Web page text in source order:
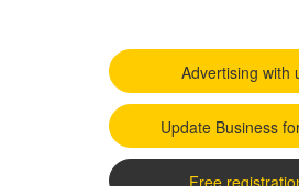
Advertising with
Update Business
Free